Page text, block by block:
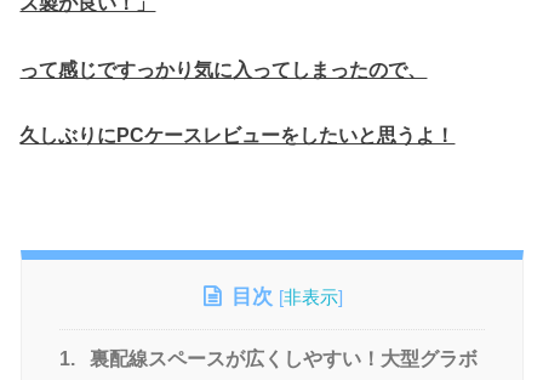
って感じですっかり気に入ってしまったので、
久しぶりにPCケースレビューをしたいと思うよ！
目次 [非表示]
1.
裏配線スペースが広くしやすい！大型グラボ